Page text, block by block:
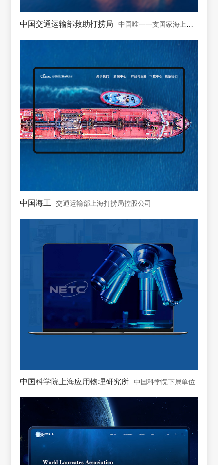
中国交通运输部救助打捞局 中国唯一一支国家海上专业救助打捞力量
中国海工 交通运输部上海打捞局控股公司
中国科学院上海应用物理研究所 中国科学院下属单位